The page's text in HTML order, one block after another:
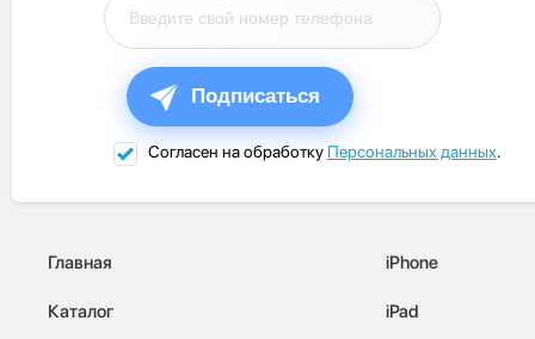
Подписаться
Согласен на обработку Персональных данных.
Главная
Каталог
iPhone
iPad